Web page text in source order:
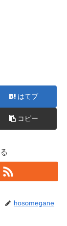
はてブ
コピー
hosomegane